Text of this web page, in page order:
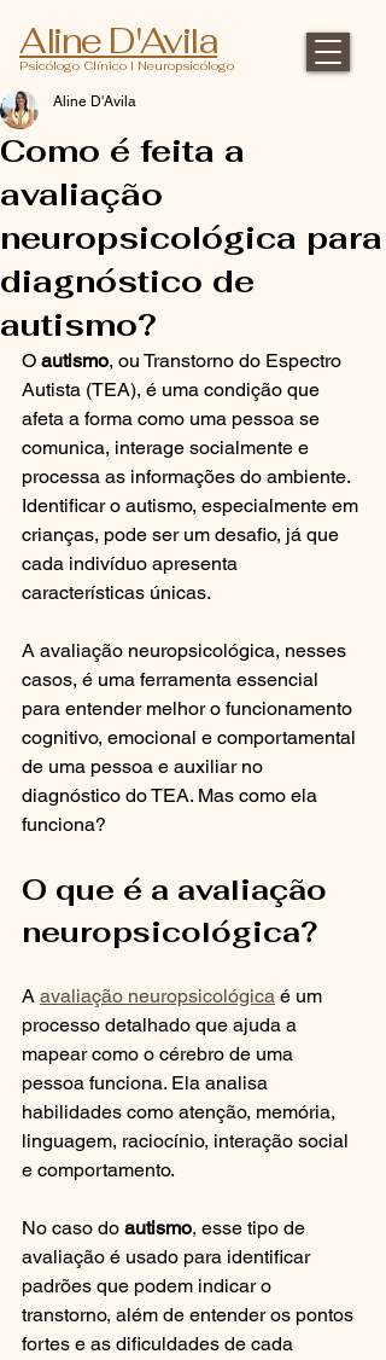
Aline D'Avila
Psicólogo Clínico l Neuropsicólogo
Como é feita a
avaliação
neuropsicológica para
diagnóstico de
autismo?
Aline D'Avila
O autismo, ou Transtorno do Espectro
Autista (TEA), é uma condição que
afeta a forma como uma pessoa se
comunica, interage socialmente e
processa as informações do ambiente.
Identificar o autismo, especialmente em
crianças, pode ser um desafio, já que
cada indivíduo apresenta
características únicas.
A avaliação neuropsicológica, nesses
casos, é uma ferramenta essencial
para entender melhor o funcionamento
cognitivo, emocional e comportamental
de uma pessoa e auxiliar no
diagnóstico do TEA. Mas como ela
funciona?
O que é a avaliação
neuropsicológica?
A avaliação neuropsicológica é um
processo detalhado que ajuda a
mapear como o cérebro de uma
pessoa funciona. Ela analisa
habilidades como atenção, memória,
linguagem, raciocínio, interação social
e comportamento.
No caso do autismo, esse tipo de
avaliação é usado para identificar
padrões que podem indicar o
transtorno, além de entender os pontos
fortes e as dificuldades de cada